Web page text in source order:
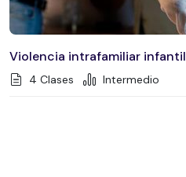
Violencia intrafamiliar infantil
4 Clases Intermedio